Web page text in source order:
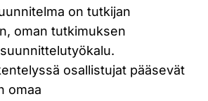
on tutkijan
oman tutkimuksen
osallistujat pääsevät
omaa